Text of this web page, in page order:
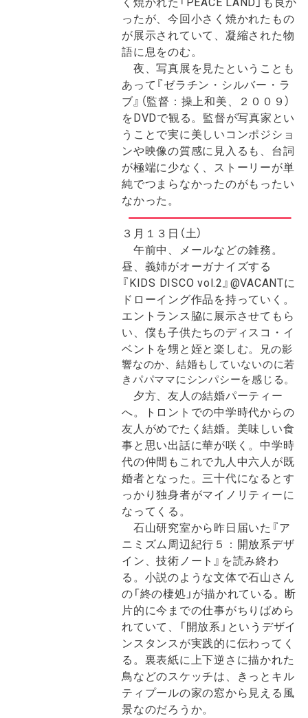
ったが、今回小さく焼かれたもの
が展示されていて、凝縮された物
語に息をのむ。
夜、写真展を見たということも
あって『ゼラチン・シルバー・ラ
ブ』（監督：操上和美、２００９）
をDVDで観る。監督が写真家とい
うことで実に美しいコンポジショ
ンや映像の質感に見入るも、台詞
が極端に少なく、ストーリーが単
純でつまらなかったのがもったい
なかった。
３月１３日（土）
午前中、メールなどの雑務。
昼、義姉がオーガナイズする
『KIDS DISCO vol.2』@VACANTに
ドローイング作品を持っていく。
エントランス脇に展示させてもら
い、僕も子供たちのディスコ・イ
ベントを甥と姪と楽しむ。
兄の影
響なのか、結婚もしていないのに若
きパパママにシンパシーを感じる。
夕方、友人の結婚パーティー
へ。トロントでの中学時代からの
友人がめでたく結婚。美味しい食
事と思い出話に華が咲く。中学時
代の仲間もこれで九人中六人が既
婚者となった。三十代になるとす
っかり独身者がマイノリティーに
なってくる。
石山研究室から昨日届いた『ア
ニミズム周辺紀行５：開放系デザ
イン、技術ノート』を読み終わ
る。小説のような文体で石山さん
の「終の棲処」が描かれている。断
片的に今までの仕事がちりばめら
れていて、「開放系」というデザイ
ンスタンスが実践的に伝わってく
る。裏表紙に上下逆さに描かれた
鳥などのスケッチは、きっとキル
ティプールの家の窓から見える風
景なのだろうか。